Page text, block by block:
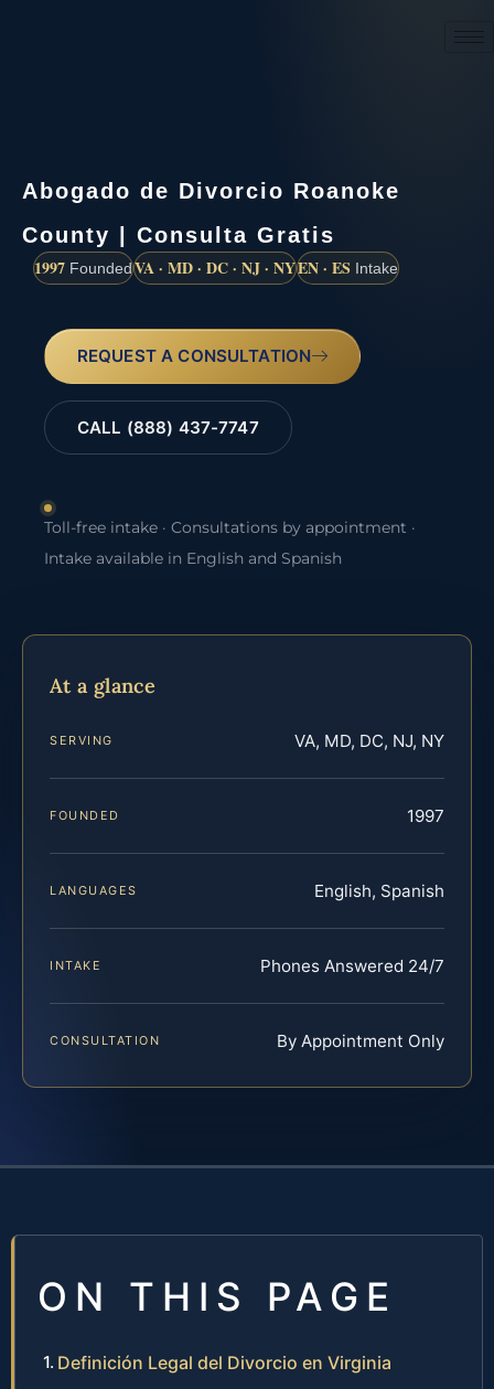
Abogado de Divorcio Roanoke
County | Consulta Gratis
1997 FoundedVA · MD · DC · NJ · NYEN · ES Intake
REQUEST A CONSULTATION
CALL (888) 437-7747
Toll-free intake · Consultations by appointment ·
Intake available in English and Spanish
At a glance
SERVING VA, MD, DC, NJ, NY
FOUNDED 1997
LANGUAGES English, Spanish
INTAKE Phones Answered 24/7
CONSULTATION By Appointment Only
ON THIS PAGE
Definición Legal del Divorcio en Virginia